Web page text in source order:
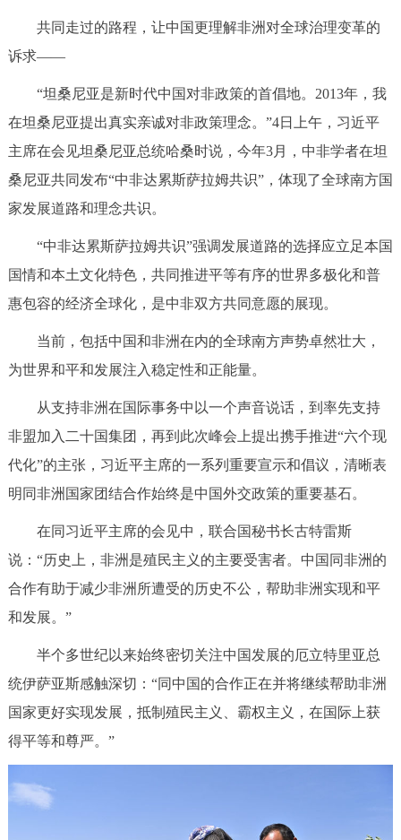
共同走过的路程，让中国更理解非洲对全球治理变革的
诉求——
“坦桑尼亚是新时代中国对非政策的首倡地。2013年，我
在坦桑尼亚提出真实亲诚对非政策理念。”4日上午，习近平
主席在会见坦桑尼亚总统哈桑时说，今年3月，中非学者在坦
桑尼亚共同发布“中非达累斯萨拉姆共识”，体现了全球南方国
家发展道路和理念共识。
“中非达累斯萨拉姆共识”强调发展道路的选择应立足本国
国情和本土文化特色，共同推进平等有序的世界多极化和普
惠包容的经济全球化，是中非双方共同意愿的展现。
当前，包括中国和非洲在内的全球南方声势卓然壮大，
为世界和平和发展注入稳定性和正能量。
从支持非洲在国际事务中以一个声音说话，到率先支持
非盟加入二十国集团，再到此次峰会上提出携手推进“六个现
代化”的主张，习近平主席的一系列重要宣示和倡议，清晰表
明同非洲国家团结合作始终是中国外交政策的重要基石。
在同习近平主席的会见中，联合国秘书长古特雷斯
说：“历史上，非洲是殖民主义的主要受害者。中国同非洲的
合作有助于减少非洲所遭受的历史不公，帮助非洲实现和平
和发展。”
半个多世纪以来始终密切关注中国发展的厄立特里亚总
统伊萨亚斯感触深切：“同中国的合作正在并将继续帮助非洲
国家更好实现发展，抵制殖民主义、霸权主义，在国际上获
得平等和尊严。”